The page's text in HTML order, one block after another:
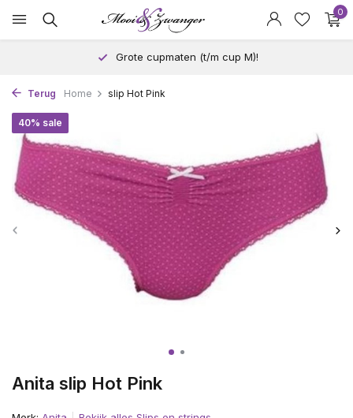
0
Grote cupmaten (t/m cup M)!
Terug Home slip Hot Pink
Anita slip Hot Pink
40% sale